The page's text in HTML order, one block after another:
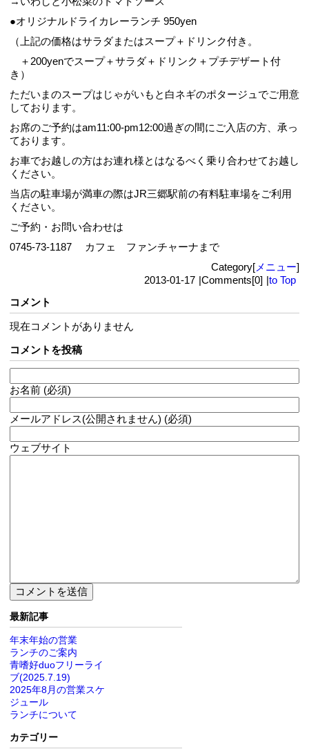
●オリジナルドライカレーランチ 950yen
（上記の価格はサラダまたはスープ＋ドリンク付き。
＋200yenでスープ＋サラダ＋ドリンク＋プチデザート付
き）
ただいまのスープはじゃがいもと白ネギのポタージュでご用意
しております。
お席のご予約はam11:00-pm12:00過ぎの間にご入店の方、承っ
ております。
お車でお越しの方はお連れ様とはなるべく乗り合わせてお越し
ください。
当店の駐車場が満車の際はJR三郷駅前の有料駐車場をご利用
ください。
ご予約・お問い合わせは
0745-73-1187 カフェ ファンチャーナまで
Category[ メニュー]
2013-01-17 |Comments[0] |to Top
コメント
現在コメントがありません
コメントを投稿
お名前 (必須)
メールアドレス(公開されません) (必須)
ウェブサイト
最新記事
年末年始の営業
ランチのご案内
青嗜好duoフリーライ
ブ(2025.7.19)
2025年8月の営業スケ
ジュール
ランチについて
カテゴリー